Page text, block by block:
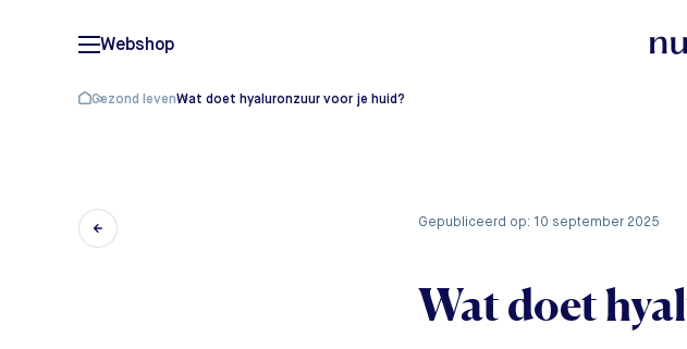
Webshop
Gezond levenWat doet hyaluronzuur voor je huid?
gepubliceerd op: 10 september 2025
Wat doet